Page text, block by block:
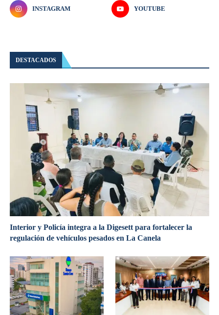
INSTAGRAM YOUTUBE
DESTACADOS
Interior y Policía integra a la Digesett para fortalecer la
regulación de vehículos pesados en La Canela